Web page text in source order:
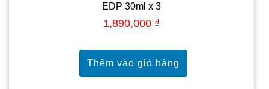
EDP 30ml x 3
1,890,000 ₫